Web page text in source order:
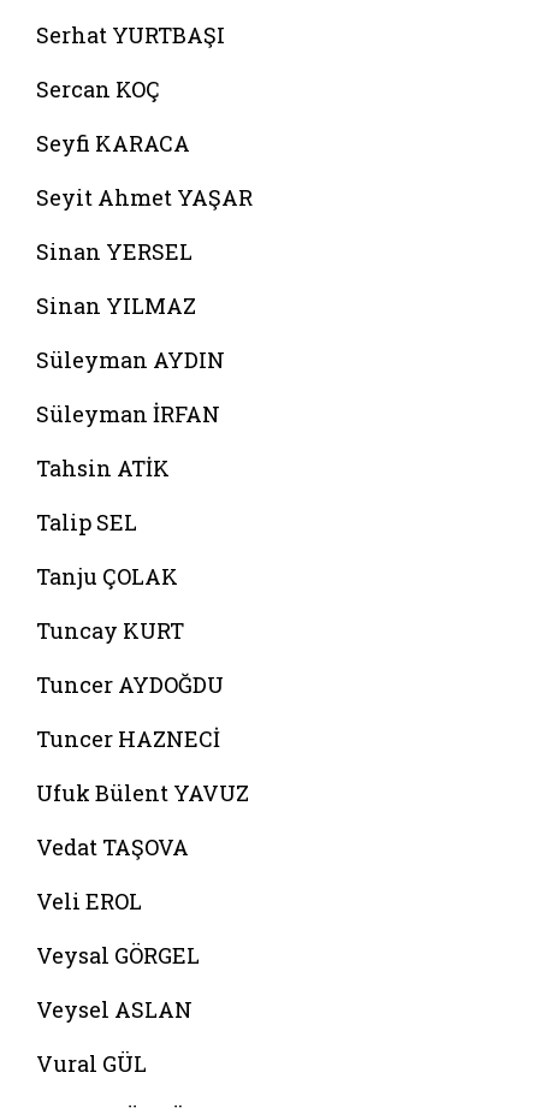
Serhat YURTBAŞI
Sercan KOÇ
Seyfi KARACA
Seyit Ahmet YAŞAR
Sinan YERSEL
Sinan YILMAZ
Süleyman AYDIN
Süleyman İRFAN
Tahsin ATİK
Talip SEL
Tanju ÇOLAK
Tuncay KURT
Tuncer AYDOĞDU
Tuncer HAZNECİ
Ufuk Bülent YAVUZ
Vedat TAŞOVA
Veli EROL
Veysal GÖRGEL
Veysel ASLAN
Vural GÜL